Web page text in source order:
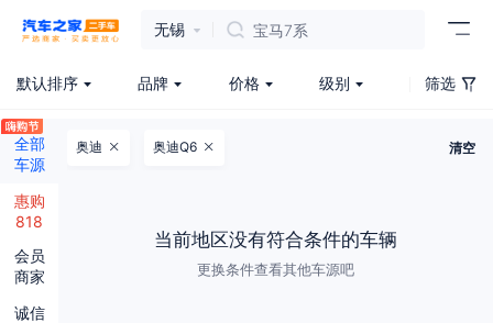
无锡 宝马7系
默认排序 品牌 价格 级别 筛选
全部
车源
惠购
818
会员
商家
诚信
奥迪 奥迪Q6 清空
当前地区没有符合条件的车辆
更换条件查看其他车源吧